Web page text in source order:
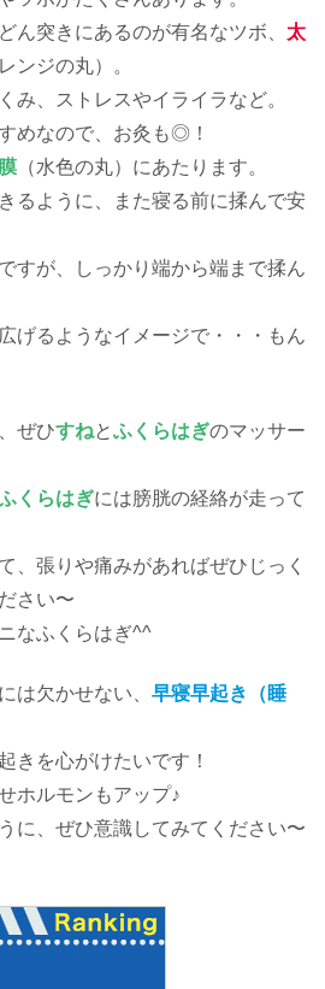
ん突きにあるのが有名なツボ、 太
ンジの丸）。
み、ストレスやイライラなど。
めなので、お灸も◎！
（水色の丸）にあたります。
るように、また寝る前に揉んで安
すが、しっかり端から端まで揉ん
げるようなイメージで・・・もん
ぜひすねとふくらはぎのマッサー
くらはぎには膀胱の経絡が走って
、張りや痛みがあればぜひじっく
さい〜
なふくらはぎ^^
は欠かせない、 早寝早起き（睡
きを心がけたいです！
ホルモンもアップ♪
に、ぜひ意識してみてください〜